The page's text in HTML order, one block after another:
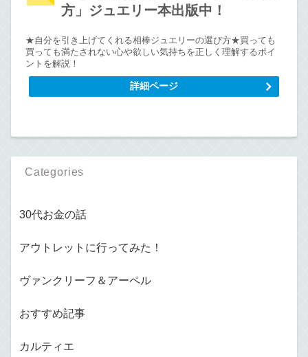
方」ジュエリー本出版中！
★自分を引き上げてくれる相棒ジュエリーの選び方★買っても
買っても満たされない心や欲しい気持ちを正しく理解するポイ
ントを解説！
詳細ページ
Categories
30代お金の話
アウトレットに行ってみた！
ヴァンクリーフ＆アーペル
おすすめ記事
カルティエ